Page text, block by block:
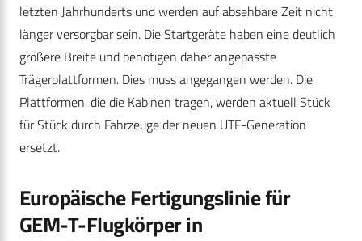
letzten Jahrhunderts und werden auf absehbare Zeit nicht
länger versorgbar sein. Die Startgeräte haben eine deutlich
größere Breite und benötigen daher angepasste
Trägerplattformen. Dies muss angegangen werden. Die
Plattformen, die die Kabinen tragen, werden aktuell Stück
für Stück durch Fahrzeuge der neuen UTF-Generation
ersetzt.
Europäische Fertigungslinie für
GEM-T-Flugkörper in